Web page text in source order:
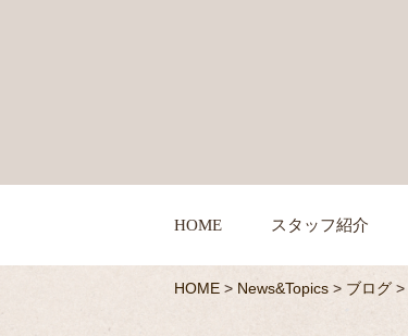
HOME スタッフ紹介
HOME > News&Topics > ブログ >